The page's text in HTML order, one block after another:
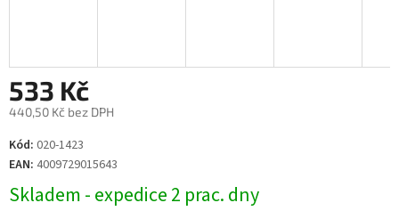
533 Kč
440,50 Kč bez DPH
Měrná
cena:
Kód: 020-1423
EAN: 4009729015643
Skladem - expedice 2 prac. dny